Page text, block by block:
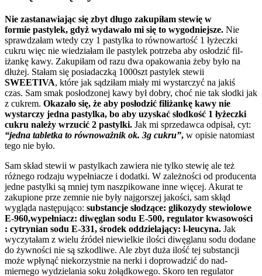
Nie zas­tanaw­ia­jąc się zbyt długo zakupiłam stewię w
formie pastylek, gdyż wydawało mi się to wygod­niejsze. Nie
sprawdza­łam wtedy czy 1 pastylka to równowartość 1 łyżeczki
cukru więc nie wiedzi­ałam ile pastylek potrzeba aby osłodzić fil­
iżankę kawy. Zakupiłam od razu dwa opakowa­nia żeby było na
dłużej. Stałam się posi­adaczką 1000szt pastylek stewii
SWEETIVA, które jak sądz­iłam miały mi wystar­czyć na jakiś
czas. Sam smak posłod­zonej kawy był dobry, choć nie tak słodki jak
z cukrem. Okazało się, że aby posłodzić fil­iżankę kawy nie
wystar­czy jedna pastylka, bo aby uzyskać słod­kość 1 łyżeczki
cukru należy wrzu­cić 2 pastylki. Jak mi sprzedawca odpisał, cyt:
“jedna tabletka to równoważnik ok. 3g cukru”, w opisie nato­mi­ast
tego nie było.
Sam skład stewii w pastylkach zaw­iera nie tylko stewię ale też
różnego rodzaju wypeł­ni­acze i dodatki. W zależności od pro­du­centa
jedne pastylki są mniej tym naszpikowane inne więcej. Aku­rat te
zaku­pi­one prze zem­nie nie były naj­gorszej jakości, sam skłąd
wygląda następu­jąco: sub­stancje słodzące: glikozydy stewiolowe
E-960,wypełniacz: diwęglan sodu E-500, reg­u­la­tor kwa­sowości
: cytryn­ian sodu E-331, środek odd­ziela­jący: l-leucyna. Jak
wyczy­tałam z wielu źródeł niewielkie ilości diwęglanu sodu dodane
do żywności nie są szkodliwe. Ale zbyt duża ilość tej sub­stancji
może wpłynąć nieko­rzyst­nie na nerki i doprowadzić do nad­
miernego wydziela­nia soku żołąd­kowego. Skoro ten reg­u­la­tor